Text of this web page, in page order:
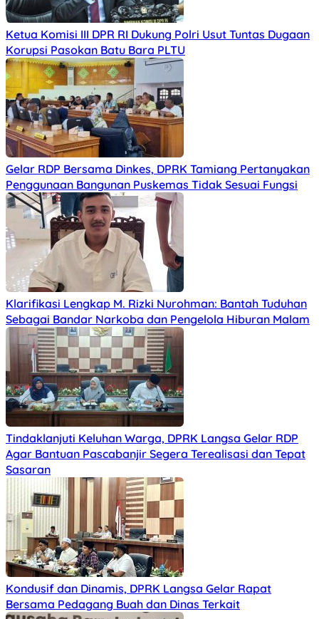
Ketua Komisi III DPR RI Dukung Polri Usut Tuntas Dugaan
Korupsi Pasokan Batu Bara PLTU
Gelar RDP Bersama Dinkes, DPRK Tamiang Pertanyakan
Penggunaan Bangunan Puskemas Tidak Sesuai Fungsi
Klarifikasi Lengkap M. Rizki Nurohman: Bantah Tuduhan
Sebagai Bandar Narkoba dan Pengelola Hiburan Malam
Tindaklanjuti Keluhan Warga, DPRK Langsa Gelar RDP
Agar Bantuan Pascabanjir Segera Terealisasi dan Tepat
Sasaran
Kondusif dan Dinamis, DPRK Langsa Gelar Rapat
Bersama Pedagang Buah dan Dinas Terkait